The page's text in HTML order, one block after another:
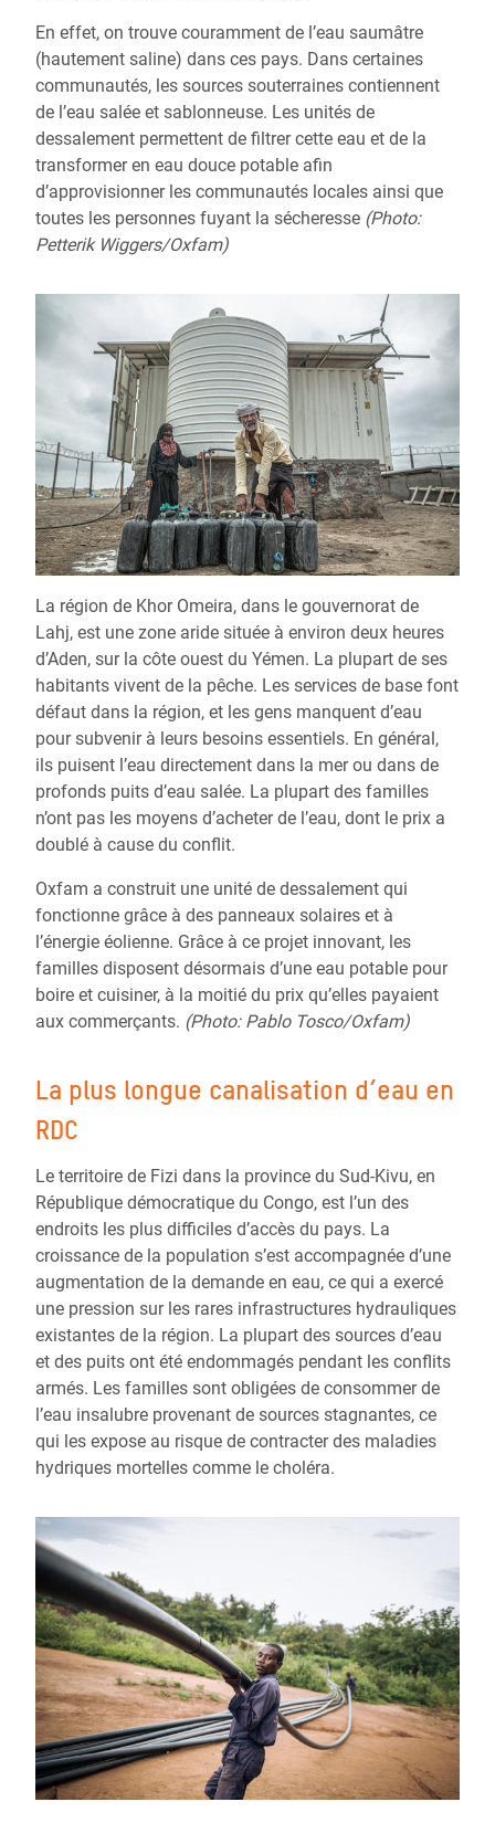
En effet, on trouve couramment de l’eau saumâtre
(hautement saline) dans ces pays. Dans certaines
communautés, les sources souterraines contiennent
de l’eau salée et sablonneuse. Les unités de
dessalement permettent de filtrer cette eau et de la
transformer en eau douce potable afin
d’approvisionner les communautés locales ainsi que
toutes les personnes fuyant la sécheresse (Photo:
Petterik Wiggers/Oxfam)
La région de Khor Omeira, dans le gouvernorat de
Lahj, est une zone aride située à environ deux heures
d’Aden, sur la côte ouest du Yémen. La plupart de ses
habitants vivent de la pêche. Les services de base font
défaut dans la région, et les gens manquent d’eau
pour subvenir à leurs besoins essentiels. En général,
ils puisent l’eau directement dans la mer ou dans de
profonds puits d’eau salée. La plupart des familles
n’ont pas les moyens d’acheter de l’eau, dont le prix a
doublé à cause du conflit.
Oxfam a construit une unité de dessalement qui
fonctionne grâce à des panneaux solaires et à
l’énergie éolienne. Grâce à ce projet innovant, les
familles disposent désormais d’une eau potable pour
boire et cuisiner, à la moitié du prix qu’elles payaient
aux commerçants. (Photo: Pablo Tosco/Oxfam)
La plus longue canalisation d’eau en
RDC
Le territoire de Fizi dans la province du Sud-Kivu, en
République démocratique du Congo, est l’un des
endroits les plus difficiles d’accès du pays. La
croissance de la population s’est accompagnée d’une
augmentation de la demande en eau, ce qui a exercé
une pression sur les rares infrastructures hydrauliques
existantes de la région. La plupart des sources d’eau
et des puits ont été endommagés pendant les conflits
armés. Les familles sont obligées de consommer de
l’eau insalubre provenant de sources stagnantes, ce
qui les expose au risque de contracter des maladies
hydriques mortelles comme le choléra.